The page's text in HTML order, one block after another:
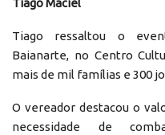
Tiago Maciel
Tiago ressaltou o
Baianarte, no Centro
mais de mil famílias e 300
O vereador destacou o
necessidade de